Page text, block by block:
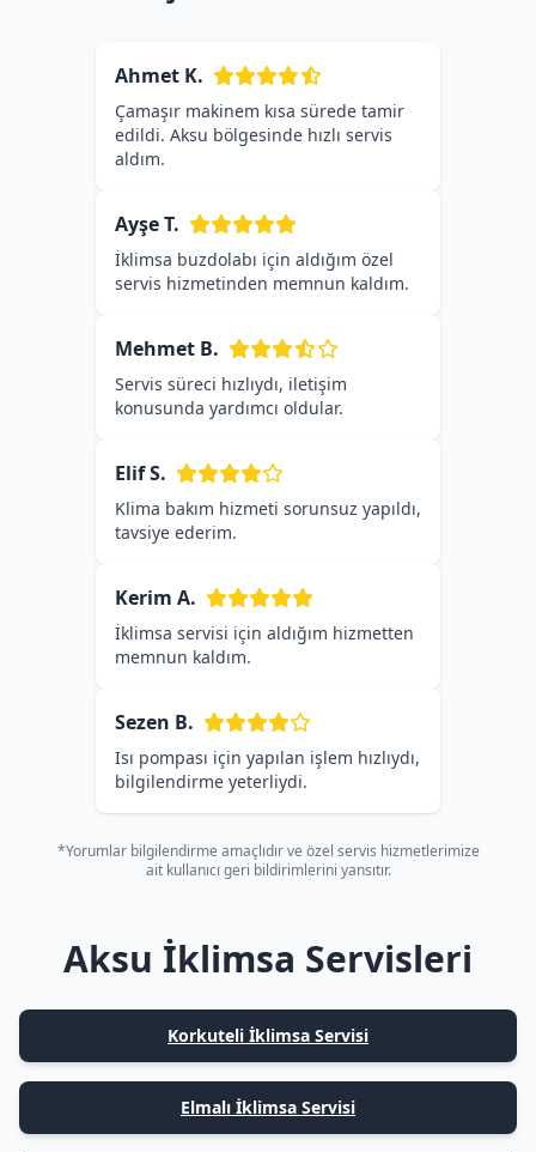
Ahmet K.
Çamaşır makinem kısa sürede tamir
edildi. Aksu bölgesinde hızlı servis
aldım.
Ayşe T.
İklimsa buzdolabı için aldığım özel
servis hizmetinden memnun kaldım.
Mehmet B.
Servis süreci hızlıydı, iletişim
konusunda yardımcı oldular.
Elif S.
Klima bakım hizmeti sorunsuz yapıldı,
tavsiye ederim.
Kerim A.
İklimsa servisi için aldığım hizmetten
memnun kaldım.
Sezen B.
Isı pompası için yapılan işlem hızlıydı,
bilgilendirme yeterliydi.
*Yorumlar bilgilendirme amaçlıdır ve özel servis hizmetlerimize
ait kullanıcı geri bildirimlerini yansıtır.
Aksu İklimsa Servisleri
Korkuteli İklimsa Servisi
Elmalı İklimsa Servisi